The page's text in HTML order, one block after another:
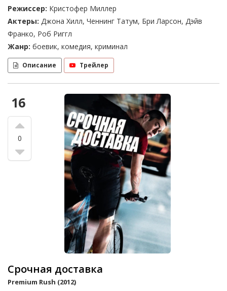
Режиссер: Кристофер Миллер
Актеры: Джона Хилл, Ченнинг Татум, Бри Ларсон, Дэйв
Франко, Роб Риггл
Жанр: боевик, комедия, криминал
Описание Трейлер
16
0
Срочная доставка
Premium Rush (2012)